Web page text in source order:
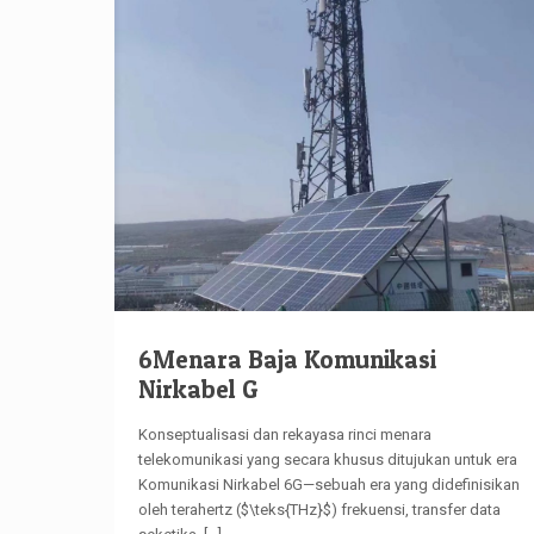
6Menara Baja Komunikasi
Nirkabel G
Konseptualisasi dan rekayasa rinci menara
telekomunikasi yang secara khusus ditujukan untuk era
Komunikasi Nirkabel 6G—sebuah era yang didefinisikan
oleh terahertz ($\teks{THz}$) frekuensi, transfer data